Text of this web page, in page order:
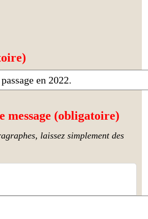
message (obligatoire)
laissez simplement des